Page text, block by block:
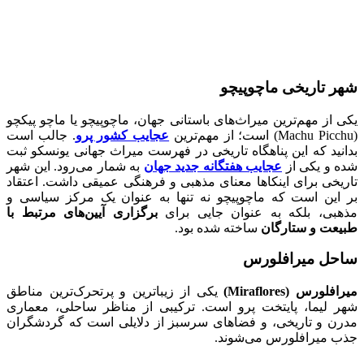
شهر تاریخی ماچوپیچو
یکی از مهم‌ترین میراث‌های باستانی جهان، ماچوپیچو یا ماچو پیکچو
(Machu Picchu) است؛ از مهم‌ترین
عجایب کشور پرو. جالب است
بدانید که این پناهگاه تاریخی در فهرست میراث جهانی یونسکو ثبت
شده و یکی از عجایب هفتگانه جدید جهان به شمار می‌رود. این شهر
تاریخی برای اینکاها معنای مذهبی و فرهنگی عمیقی داشت. اعتقاد
بر این است که ماچوپیچو نه تنها به عنوان یک مرکز سیاسی و
مذهبی، بلکه به عنوان جایی برایبرگزاری آیین‌های مرتبط با
طبیعت و ستارگان ساخته شده بود.
ساحل میرافلورس
میرافلورس (Miraflores)
یکی از زیباترین و پرتحرک‌ترین مناطق
شهر لیما، پایتخت پرو است. ترکیبی از مناظر ساحلی، معماری
مدرن و تاریخی، و فضاهای سرسبز از دلایلی است که گردشگران
جذب میرافلورس می‌شوند.